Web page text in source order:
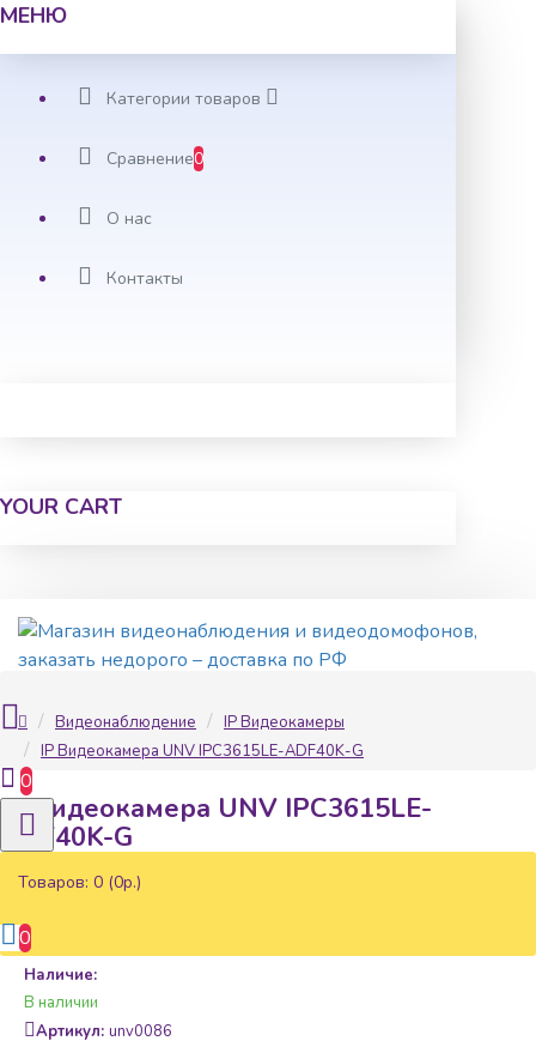
МЕНЮ
Категории товаров
Сравнение0
О нас
Контакты
YOUR CART
0
Товаров: 0 (0р.)
0
Видеонаблюдение
IP Видеокамеры
IP Видеокамера UNV IPC3615LE-ADF40K-G
IP Видеокамера UNV IPC3615LE-
ADF40K-G
Наличие:
В наличии
Артикул: unv0086